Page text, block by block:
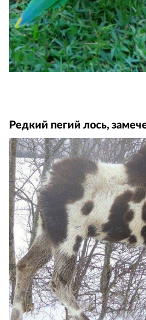
Редкий пегий лось,